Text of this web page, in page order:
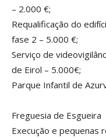
– 2.000 €;
Requalificação do
fase 2 – 5.000 €;
Serviço de
de Eirol – 5.000€;
Parque Infantil de
Freguesia de Esgueira
Execução e pequenas